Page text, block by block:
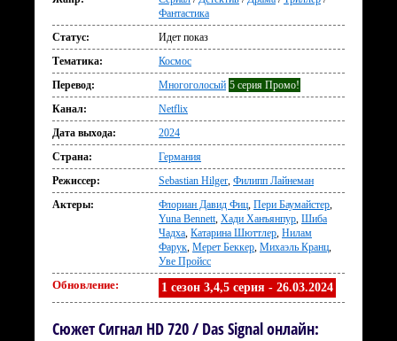
Фантастика
Статус:
Идет показ
Тематика:
Космос
Перевод:
Многоголосый 5 серия Промо!
Канал:
Netflix
Дата выхода:
2024
Страна:
Германия
Режиссер:
Sebastian Hilger, Филипп Лайнеман
Актеры:
Флориан Давид Фиц, Пери Баумайстер,
Yuna Bennett, Хади Ханъянпур, Шиба
Чадха, Катарина Шюттлер, Нилам
Фарук, Мерет Беккер, Михаэль Кранц,
Уве Пройсс
Обновление: 1 сезон 3,4,5 серия - 26.03.2024
Сюжет Сигнал HD 720 / Das Signal онлайн: